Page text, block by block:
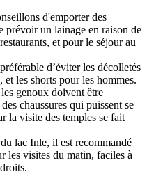
d'emporter des
prévoir un lainage en raison de
et pour le séjour au
d’éviter les décolletés
les shorts pour les hommes.
genoux doivent être
chaussures qui puissent se
la visite des temples se fait
lac Inle, il est recommandé
les visites du matin, faciles à